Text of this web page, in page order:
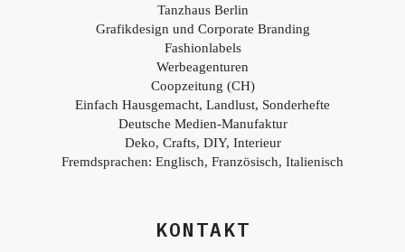
Tanzhaus Berlin
Grafikdesign und Corporate Branding
Fashionlabels
Werbeagenturen
Coopzeitung (CH)
Einfach Hausgemacht, Landlust, Sonderhefte
Deutsche Medien-Manufaktur
Deko, Crafts, DIY, Interieur
Fremdsprachen: Englisch, Französisch, Italienisch
KONTAKT